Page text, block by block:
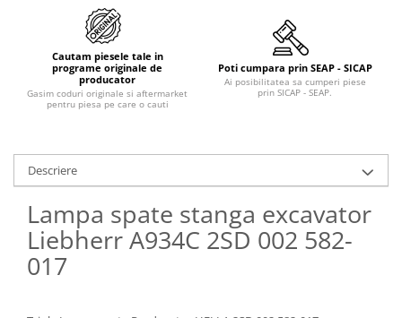
Turbosuflanta
Diverse piese motor
Furtune si conducte
Injectoare
Vibrochen - ax came - arbore cotit
Camasa piston
Segmenti motor
Termoflot
Cablu acceleratie
Senzori de presiune ulei
Piese Nifty Lift
Piese Grove
Piese motor Perkins
Piese Atlas Copco
Piese Hitachi
Piese Vermeer
Piese Gehl
Piese Socage
Cautam piesele tale in
programe originale de
producator
Gasim coduri originale si aftermarket
pentru piesa pe care o cauti
Poti cumpara prin SEAP - SICAP
Ai posibilitatea sa cumperi piese
prin SICAP - SEAP.
Descriere
Lampa spate stanga excavator
Liebherr A934C 2SD 002 582-
017